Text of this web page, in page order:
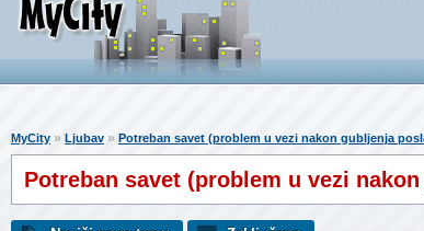
MyCity » Ljubav » Potreban savet (problem u vezi nakon gubljenja
Potreban savet (problem u vezi